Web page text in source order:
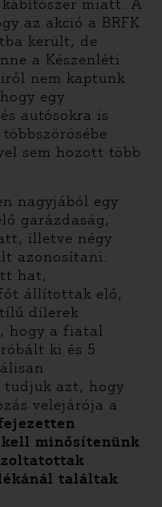
miatt. A
az akció a BRFK
került, de
a Készenléti
nem kaptunk
egy
autósokra is
sem hozott több
nagyjából egy
garázdaság,
illetve négy
azonosítani.
hat,
állítottak elő,
dílerek
, hogy a fiatal
ki és 5
azt, hogy
velejárója a
minősítenünk
találtak